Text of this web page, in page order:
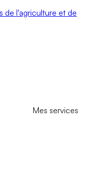
de l'agriculture et de
Mes services